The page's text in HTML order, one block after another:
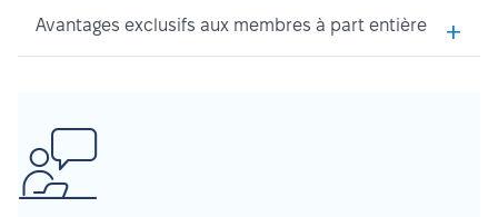
Avantages exclusifs aux membres à part entière +